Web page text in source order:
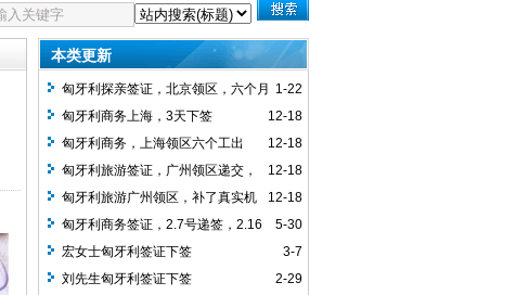
本类更新
1-22
匈牙利探亲签证，北京领区，六个月
多次，1.9递交资料，1.12下签，
12-18
匈牙利商务上海，3天下签
12-18
匈牙利商务，上海领区六个工出
签，
12-18
匈牙利旅游签证，广州领区递交，
客人第二次办理匈牙利申根签证，任然要
求买了真实机票，下签单次1个月签证，
可停留15天
12-18
匈牙利旅游广州领区，补了真实机
票，2周下签，批单次签证
5-30
匈牙利商务签证，2.7号递签，2.16
号拿到的签证，北京使馆签发
3-7
宏女士匈牙利签证下签
2-29
刘先生匈牙利签证下签